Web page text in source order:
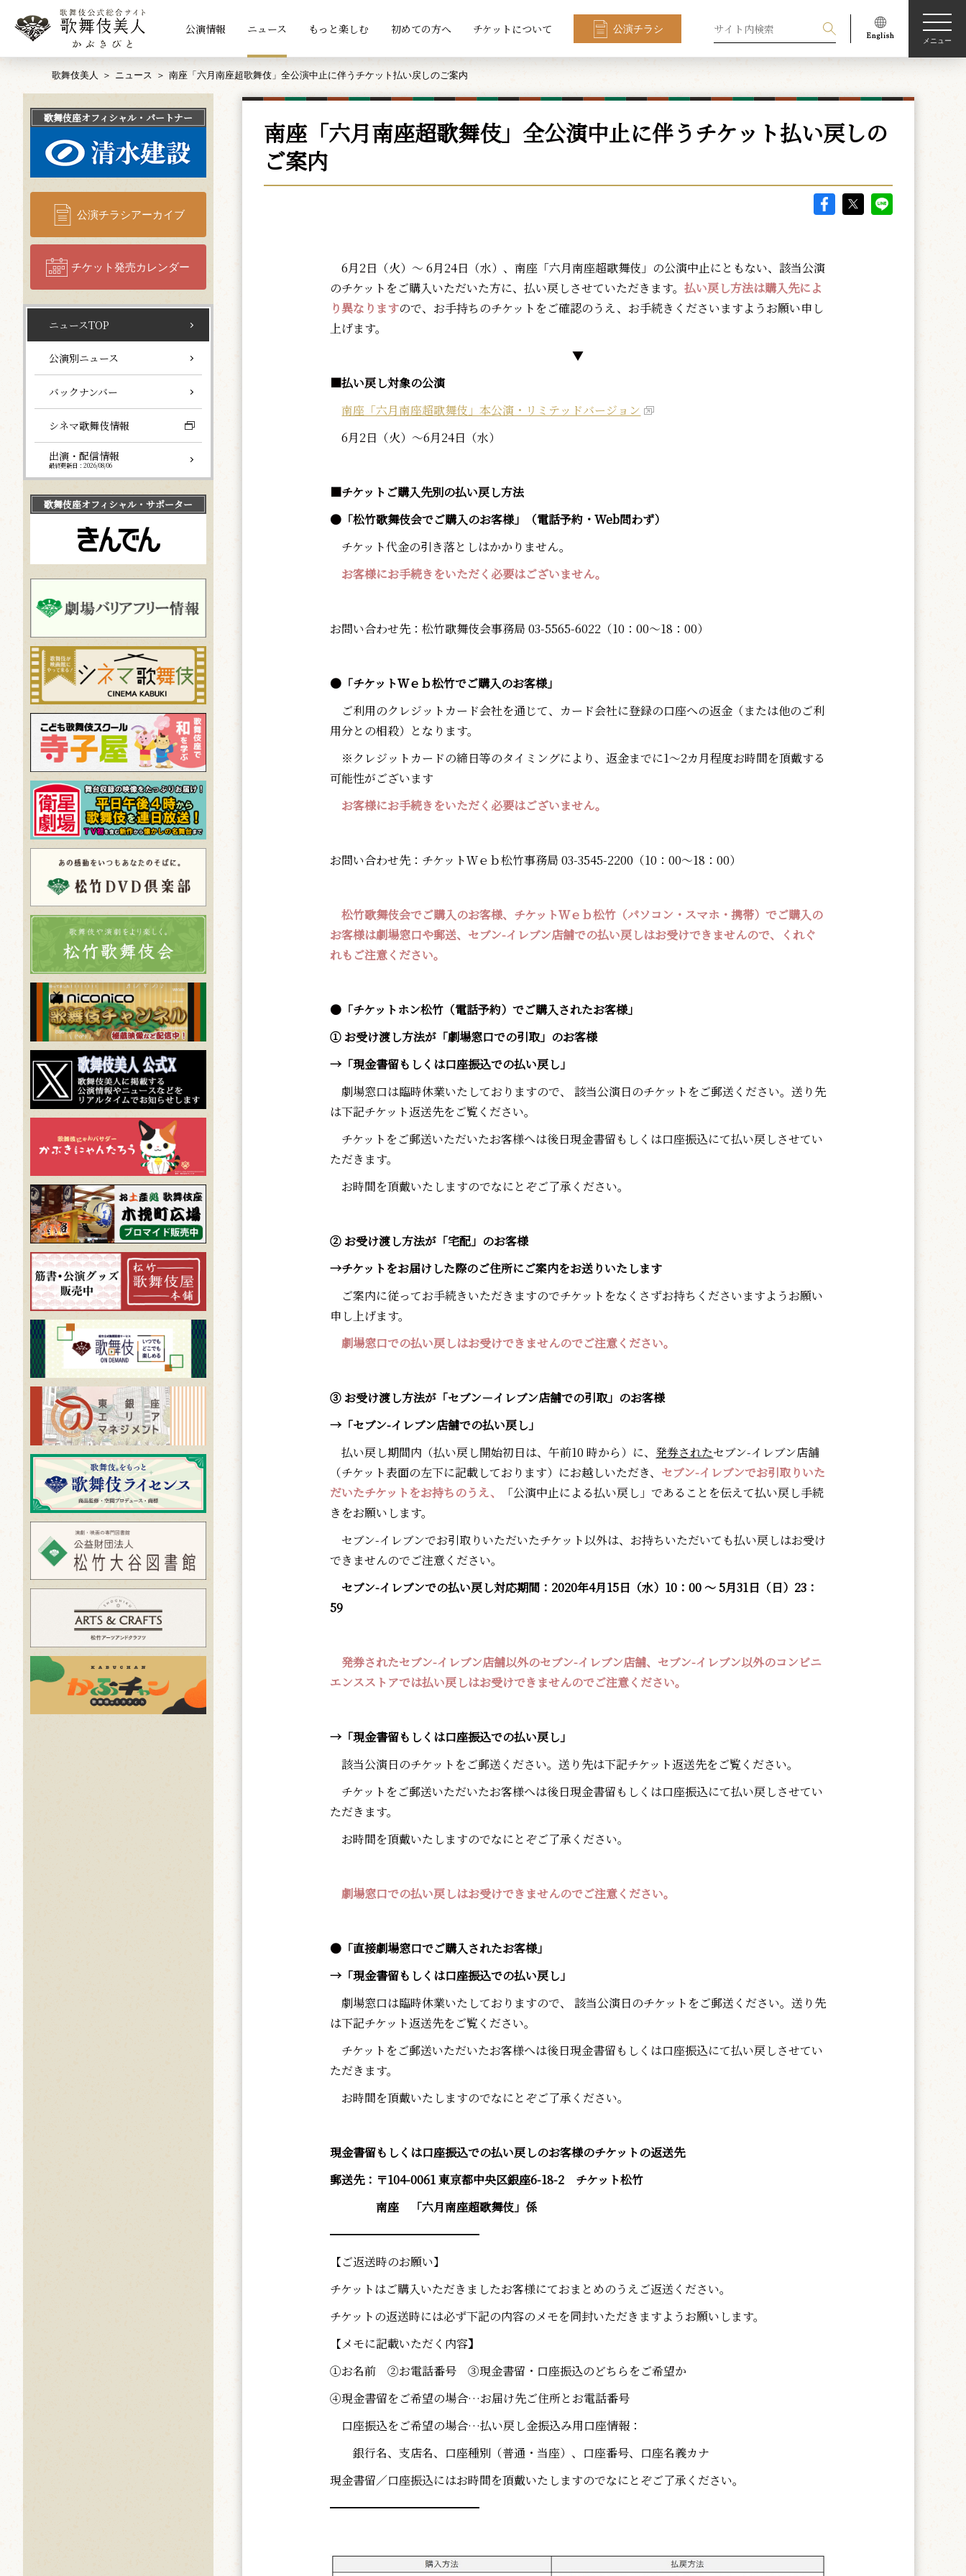
公演情報 ニュース もっと楽しむ 初めての方へ チケットについて 公演チラシ
メニュー
歌舞伎美人 ニュース 南座「六月南座超歌舞伎」全公演中止に伴うチケット払い戻しのご案内
南座「六月南座超歌舞伎」全公演中止に伴うチケット払い戻しの
ご案内
6月2日（火）～ 6月24日（水）、南座「六月南座超歌舞伎」の公演中止にともない、該当公演
のチケットをご購入いただいた方に、払い戻しさせていただきます。払い戻し方法は購入先によ
り異なりますので、お手持ちのチケットをご確認のうえ、お手続きくださいますようお願い申し
上げます。
▼
■払い戻し対象の公演
南座「六月南座超歌舞伎」本公演・リミテッドバージョン
6月2日（火）～6月24日（水）
■チケットご購入先別の払い戻し方法
●「松竹歌舞伎会でご購入のお客様」（電話予約・Web問わず）
チケット代金の引き落としはかかりません。
お客様にお手続きをいただく必要はございません。
お問い合わせ先：松竹歌舞伎会事務局 03-5565-6022（10：00～18：00）
●「チケットＷｅｂ松竹でご購入のお客様」
ご利用のクレジットカード会社を通じて、カード会社に登録の口座への返金（または他のご利
用分との相殺）となります。
※クレジットカードの締日等のタイミングにより、返金までに1～2カ月程度お時間を頂戴する
可能性がございます
お客様にお手続きをいただく必要はございません。
お問い合わせ先：チケットＷｅｂ松竹事務局 03-3545-2200（10：00～18：00）
松竹歌舞伎会でご購入のお客様、チケットＷｅｂ松竹（パソコン・スマホ・携帯）でご購入の
お客様は劇場窓口や郵送、セブン-イレブン店舗での払い戻しはお受けできませんので、くれぐ
れもご注意ください。
●「チケットホン松竹（電話予約）でご購入されたお客様」
① お受け渡し方法が「劇場窓口での引取」のお客様
→「現金書留もしくは口座振込での払い戻し」
劇場窓口は臨時休業いたしておりますので、 該当公演日のチケットをご郵送ください。送り先
は下記チケット返送先をご覧ください。
チケットをご郵送いただいたお客様へは後日現金書留もしくは口座振込にて払い戻しさせてい
ただきます。
お時間を頂戴いたしますのでなにとぞご了承ください。
② お受け渡し方法が「宅配」のお客様
→チケットをお届けした際のご住所にご案内をお送りいたします
ご案内に従ってお手続きいただきますのでチケットをなくさずお持ちくださいますようお願い
申し上げます。
劇場窓口での払い戻しはお受けできませんのでご注意ください。
③ お受け渡し方法が「セブン－イレブン店舗での引取」のお客様
→「セブン-イレブン店舗での払い戻し」
払い戻し期間内（払い戻し開始初日は、午前10 時から）に、 発券されたセブン-イレブン店舗
（チケット表面の左下に記載しております）にお越しいただき、 セブン-イレブンでお引取りいた
だいたチケットをお持ちのうえ、
「公演中止による払い戻し」であることを伝えて払い戻し手続
きをお願いします。
セブン-イレブンでお引取りいただいたチケット以外は、お持ちいただいても払い戻しはお受け
できませんのでご注意ください。
セブン-イレブンでの払い戻し対応期間：2020年4月15日（水）10：00 ～ 5月31日（日）23：
59
発券されたセブン-イレブン店舗以外のセブン-イレブン店舗、セブン-イレブン以外のコンビニ
エンスストアでは払い戻しはお受けできませんのでご注意ください。
→「現金書留もしくは口座振込での払い戻し」
該当公演日のチケットをご郵送ください。送り先は下記チケット返送先をご覧ください。
チケットをご郵送いただいたお客様へは後日現金書留もしくは口座振込にて払い戻しさせてい
ただきます。
お時間を頂戴いたしますのでなにとぞご了承ください。
劇場窓口での払い戻しはお受けできませんのでご注意ください。
●「直接劇場窓口でご購入されたお客様」
→「現金書留もしくは口座振込での払い戻し」
劇場窓口は臨時休業いたしておりますので、 該当公演日のチケットをご郵送ください。送り先
は下記チケット返送先をご覧ください。
チケットをご郵送いただいたお客様へは後日現金書留もしくは口座振込にて払い戻しさせてい
ただきます。
お時間を頂戴いたしますのでなにとぞご了承ください。
現金書留もしくは口座振込での払い戻しのお客様のチケットの返送先
郵送先：〒104-0061 東京都中央区銀座6-18-2 チケット松竹
南座 「六月南座超歌舞伎」係
━━━━━━━━━━━━━
【ご返送時のお願い】
チケットはご購入いただきましたお客様にておまとめのうえご返送ください。
チケットの返送時には必ず下記の内容のメモを同封いただきますようお願いします。
【メモに記載いただく内容】
①お名前 ②お電話番号 ③現金書留・口座振込のどちらをご希望か
④現金書留をご希望の場合…お届け先ご住所とお電話番号
口座振込をご希望の場合…払い戻し金振込み用口座情報：
銀行名、支店名、口座種別（普通・当座）、口座番号、口座名義カナ
現金書留／口座振込にはお時間を頂戴いたしますのでなにとぞご了承ください。
━━━━━━━━━━━━━
歌舞伎座オフィシャル・パートナー
公演チラシアーカイブ
チケット発売カレンダー
ニュースTOP
公演別ニュース
バックナンバー
シネマ歌舞伎情報
出演・配信情報
最終更新日：2026/08/06
歌舞伎座オフィシャル・サポーター